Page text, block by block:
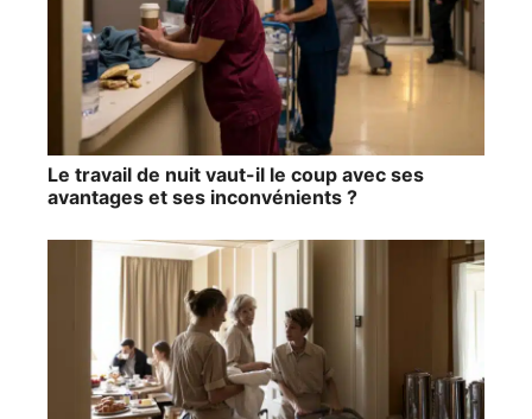
Le travail de nuit vaut-il le coup avec ses
avantages et ses inconvénients ?